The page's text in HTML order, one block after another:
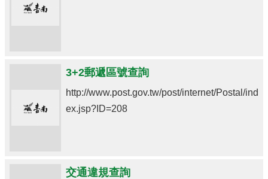
3+2郵遞區號查詢
http://www.post.gov.tw/post/internet/Postal/ind
ex.jsp?ID=208
交通違規查詢